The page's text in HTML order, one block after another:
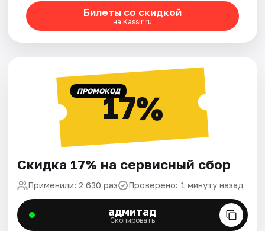
Билеты со скидкой
на Kassir.ru
ПРОМОКОД17%
Скидка 17% на сервисный сбор
Применили: 2 630 раз Проверено: 1 минуту назад
адмитад
Скопировать